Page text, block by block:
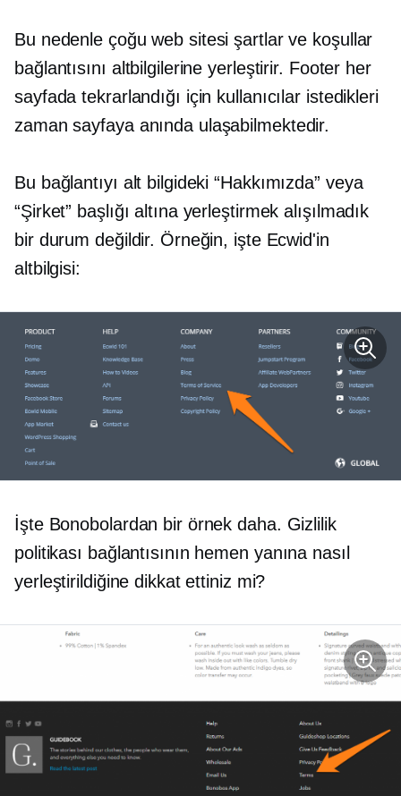
Bu nedenle çoğu web sitesi şartlar ve koşullar
bağlantısını altbilgilerine yerleştirir. Footer her
sayfada tekrarlandığı için kullanıcılar istedikleri
zaman sayfaya anında ulaşabilmektedir.
Bu bağlantıyı alt bilgideki “Hakkımızda” veya
“Şirket” başlığı altına yerleştirmek alışılmadık
bir durum değildir. Örneğin, işte Ecwid'in
altbilgisi:
İşte Bonobolardan bir örnek daha. Gizlilik
politikası bağlantısının hemen yanına nasıl
yerleştirildiğine dikkat ettiniz mi?